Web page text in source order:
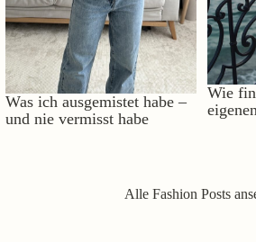
Was ich ausgemistet habe –
und nie vermisst habe
Wie
Alle Fashion Posts